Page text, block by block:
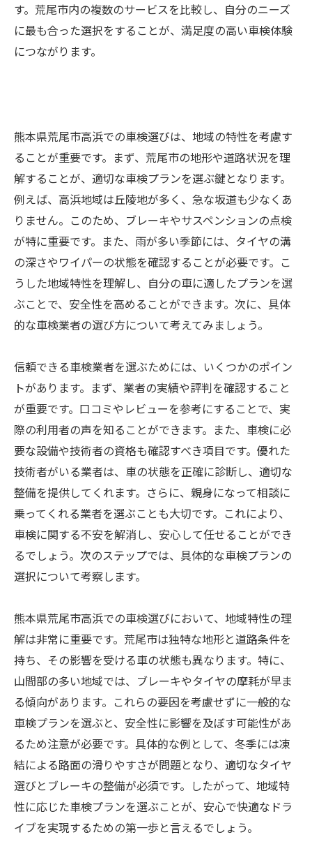
す。荒尾市内の複数のサービスを比較し、自分のニーズ
に最も合った選択をすることが、満足度の高い車検体験
につながります。
熊本県荒尾市高浜での車検選びは、地域の特性を考慮す
ることが重要です。まず、荒尾市の地形や道路状況を理
解することが、適切な車検プランを選ぶ鍵となります。
例えば、高浜地域は丘陵地が多く、急な坂道も少なくあ
りません。このため、ブレーキやサスペンションの点検
が特に重要です。また、雨が多い季節には、タイヤの溝
の深さやワイパーの状態を確認することが必要です。こ
うした地域特性を理解し、自分の車に適したプランを選
ぶことで、安全性を高めることができます。次に、具体
的な車検業者の選び方について考えてみましょう。
信頼できる車検業者を選ぶためには、いくつかのポイン
トがあります。まず、業者の実績や評判を確認すること
が重要です。口コミやレビューを参考にすることで、実
際の利用者の声を知ることができます。また、車検に必
要な設備や技術者の資格も確認すべき項目です。優れた
技術者がいる業者は、車の状態を正確に診断し、適切な
整備を提供してくれます。さらに、親身になって相談に
乗ってくれる業者を選ぶことも大切です。これにより、
車検に関する不安を解消し、安心して任せることができ
るでしょう。次のステップでは、具体的な車検プランの
選択について考察します。
熊本県荒尾市高浜での車検選びにおいて、地域特性の理
解は非常に重要です。荒尾市は独特な地形と道路条件を
持ち、その影響を受ける車の状態も異なります。特に、
山間部の多い地域では、ブレーキやタイヤの摩耗が早ま
る傾向があります。これらの要因を考慮せずに一般的な
車検プランを選ぶと、安全性に影響を及ぼす可能性があ
るため注意が必要です。具体的な例として、冬季には凍
結による路面の滑りやすさが問題となり、適切なタイヤ
選びとブレーキの整備が必須です。したがって、地域特
性に応じた車検プランを選ぶことが、安心で快適なドラ
イブを実現するための第一歩と言えるでしょう。